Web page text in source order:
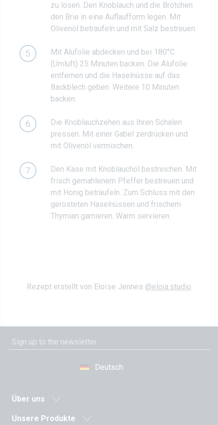
zu lösen. Den Knoblauch und die Brötchen
den Brie in eine Auflaufform legen. Mit
Olivenöl beträufeln und mit Salz bestreuen.
5
Mit Alufolie abdecken und bei 180°C
(Umluft) 25 Minuten backen. Die Alufolie
entfernen und die Haselnüsse auf das
Backblech geben. Weitere 10 Minuten
backen.
6
Die Knoblauchzehen aus Ihren Schalen
pressen. Mit einer Gabel zerdrücken und
mit Olivenöl vermischen.
7
Den Käse mit Knoblauchöl bestreichen. Mit
frisch gemahlenem Pfeffer bestreuen und
mit Honig beträufeln. Zum Schluss mit den
gerösteten Haselnüssen und frischem
Thymian garnieren. Warm servieren.
Rezept erstellt von Eloïse Jennes @eloia.studio
Deutsch
Über uns
Neuigkeiten
Unsere Produkte